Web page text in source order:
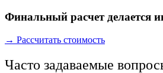
Финальный расчет делается
→ Рассчитать стоимость
Часто задаваемые